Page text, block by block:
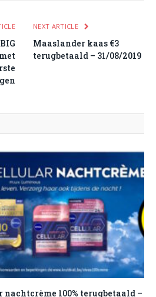
NEXT ARTICLE
Maaslander kaas €3
terugbetaald – 31/08/2019
nachtcrème 100% terugbetaald –